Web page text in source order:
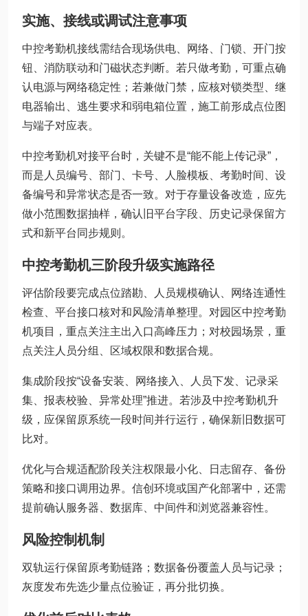
实施、接线或调试注意事项
中控考勤机接线需结合现场供电、网络、门锁、开门按
钮、消防联动和门磁状态判断。若只做考勤，可重点确
认电源与网络稳定性；若兼做门禁，应核对锁类型、继
电器输出、逃生要求和弱电箱位置，施工前形成点位图
与端子对应表。
中控考勤机对接平台时，关键不是“能不能上传记录”，
而是人员编号、部门、卡号、人脸模板、考勤时间、设
备编号和异常状态是否一致。对于存量设备改造，应先
做小范围数据抽样，确认旧平台字段、历史记录保留方
式和新平台同步规则。
中控考勤机三阶段升级实施路径
评估阶段要完成点位踏勘、人员规模确认、网络连通性
检查、平台接口核对和风险清单整理。对园区中控考勤
机项目，重点关注主出入口高峰压力；对校园场景，重
点关注人员分组、区域权限和数据合规。
集成阶段按“设备安装、网络接入、人员下发、记录采
集、报表校验、异常处理”推进。若涉及中控考勤机升
级，应保留原系统一段时间并行运行，确保新旧数据可
比对。
优化与合规适配阶段关注权限最小化、日志留存、备份
策略和接口调用边界。信创环境或国产化部署中，还需
提前确认服务器、数据库、中间件和浏览器兼容性。
风险控制机制
双轨运行保留原考勤链路；数据备份覆盖人员与记录；
灰度发布先选少量点位验证，再分批切换。